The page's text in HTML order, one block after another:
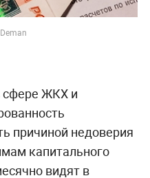
сфере ЖКХ и
причиной недоверия
капитального
видят в